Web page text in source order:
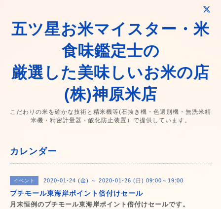
五ツ星お米マイスター・米
食味鑑定士の
厳選した美味しいお米の店
(株)神原米店
こだわりの米を確かな技術と精米機等(石抜き機・色選別機・無洗米精
米機・精密計量器・酸化防止装置）で提供しています。
カレンダー
イベント 2020-01-24 (金) ～ 2020-01-26 (日) 09:00～19:00
プチモール東海岸ポイント倍付けセール
月末恒例のプチモール東海岸ポイント倍付けセールです。